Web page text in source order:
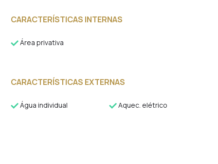
CARACTERÍSTICAS INTERNAS
Área privativa
CARACTERÍSTICAS EXTERNAS
Água individual Aquec. elétrico